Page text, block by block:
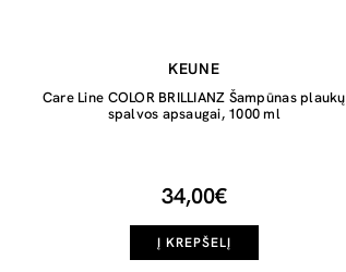
KEUNE
Care Line COLOR BRILLIANZ Šampūnas plaukų
spalvos apsaugai, 1000 ml
34,00€
Į KREPŠELĮ